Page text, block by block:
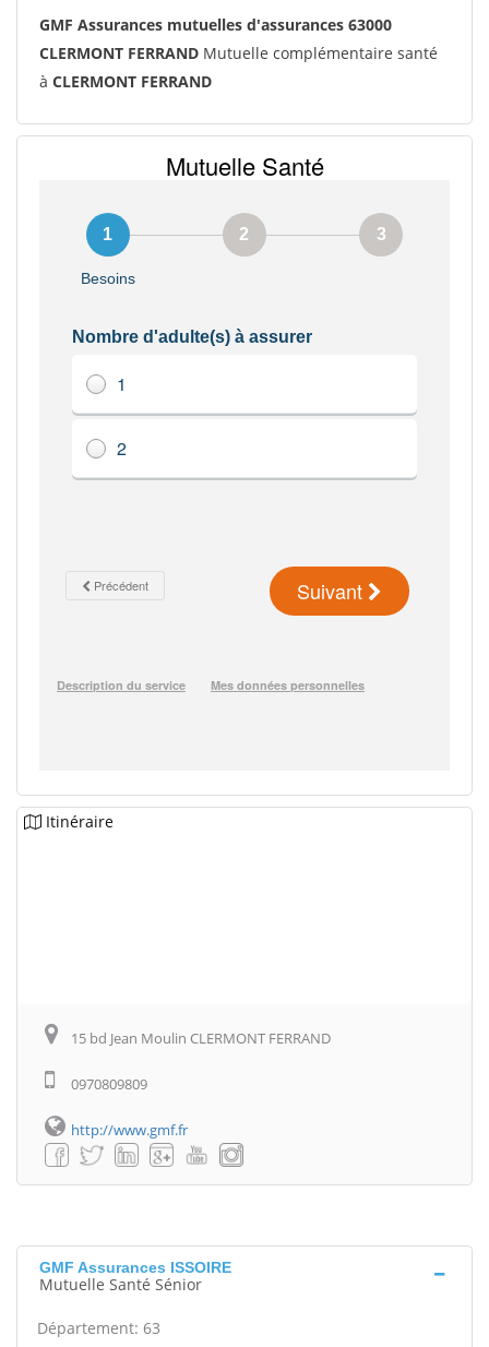
GMF Assurances mutuelles d'assurances 63000
CLERMONT FERRAND Mutuelle complémentaire santé
à CLERMONT FERRAND
Itinéraire
15 bd Jean Moulin CLERMONT FERRAND
0970809809
http://www.gmf.fr
GMF Assurances ISSOIRE
Mutuelle Santé Sénior
Département: 63